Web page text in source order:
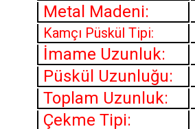
Metal Madeni:
Kamçı Püskül Tipi:
İmame Uzunluk:
Püskül Uzunluğu:
Toplam Uzunluk:
Çekme Tipi: